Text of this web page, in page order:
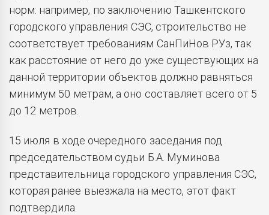
норм: например, по заключению Ташкентского
городского управления СЭС, строительство не
соответствует требованиям СанПиНов РУз, так
как расстояние от него до уже существующих на
данной территории объектов должно равняться
минимум 50 метрам, а оно составляет всего от 5
до 12 метров.
15 июля в ходе очередного заседания под
председательством судьи Б.А. Муминова
представительница городского управления СЭС,
которая ранее выезжала на место, этот факт
подтвердила.